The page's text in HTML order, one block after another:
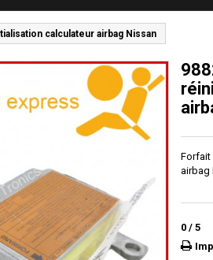
calculateur airbag Nissan
Forfait
airbag
0 / 5